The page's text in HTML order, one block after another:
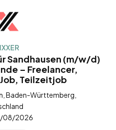
Sandhausen (m/w/d)
– Freelancer,
Teilzeitjob
Baden-Württemberg,
08/2026